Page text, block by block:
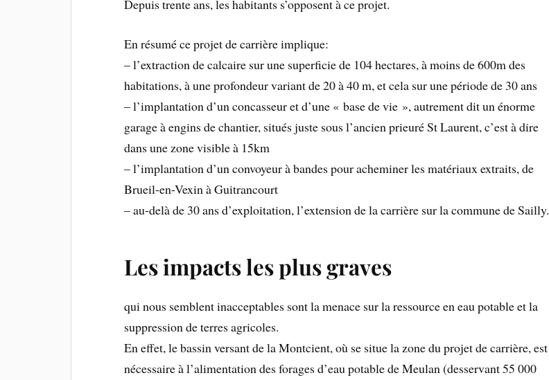
Depuis trente ans, les habitants s’opposent à ce projet.
En résumé ce projet de carrière implique:
– l’extraction de calcaire sur une superficie de 104 hectares, à moins de 600m des
habitations, à une profondeur variant de 20 à 40 m, et cela sur une période de 30 ans
– l’implantation d’un concasseur et d’une « base de vie », autrement dit un énorme
garage à engins de chantier, situés juste sous l’ancien prieuré St Laurent, c’est à dire
dans une zone visible à 15km
– l’implantation d’un convoyeur à bandes pour acheminer les matériaux extraits, de
Brueil-en-Vexin à Guitrancourt
– au-delà de 30 ans d’exploitation, l’extension de la carrière sur la commune de Sailly.
Les impacts les plus graves
qui nous semblent inacceptables sont la menace sur la ressource en eau potable et la
suppression de terres agricoles.
En effet, le bassin versant de la Montcient, où se situe la zone du projet de carrière, est
nécessaire à l’alimentation des forages d’eau potable de Meulan (desservant 55 000